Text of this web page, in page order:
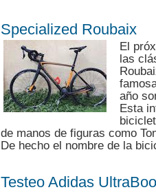
Specialized Roubaix
El
las
año
Esta
de manos de figuras como
De hecho el nombre de la
Testeo Adidas